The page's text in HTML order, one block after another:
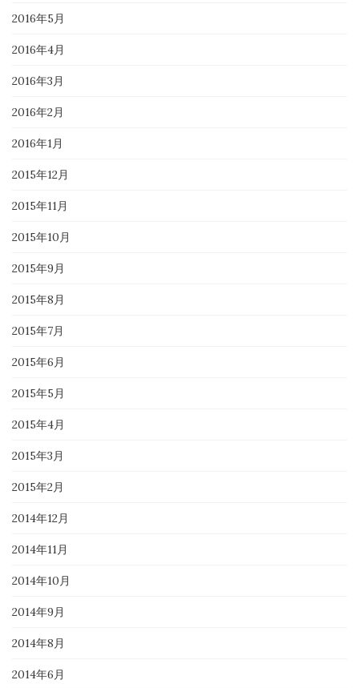
2016年5月
2016年4月
2016年3月
2016年2月
2016年1月
2015年12月
2015年11月
2015年10月
2015年9月
2015年8月
2015年7月
2015年6月
2015年5月
2015年4月
2015年3月
2015年2月
2014年12月
2014年11月
2014年10月
2014年9月
2014年8月
2014年6月